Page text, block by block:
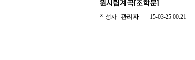
원시림계곡[조학문]
작성자 관리자 15-03-25 00:21